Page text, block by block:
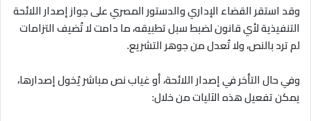
وقد استقر القضاء الإداري والدستور المصري على جواز إصدار اللائحة
التنفيذية لأي قانون لضبط سبل تطبيقه، ما دامت لا تُضيف التزامات
لم ترد بالنص، ولا تُعدل من جوهر التشريع.
وفي حال التأخر في إصدار اللائحة، أو غياب نص مباشر يُخول إصدارها،
يمكن تفعيل هذه الآليات من خلال: